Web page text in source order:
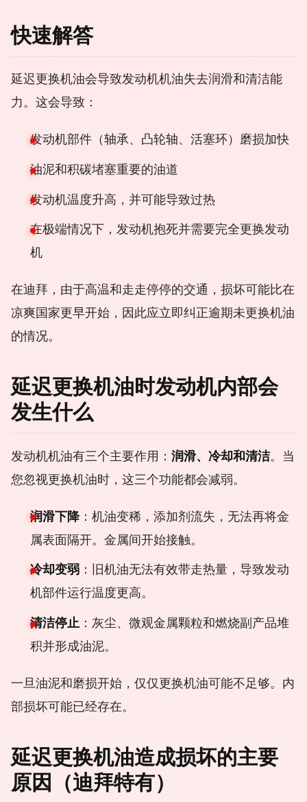
快速解答
延迟更换机油会导致发动机机油失去润滑和清洁能
力。这会导致：
发动机部件（轴承、凸轮轴、活塞环）磨损加快
油泥和积碳堵塞重要的油道
发动机温度升高，并可能导致过热
在极端情况下，发动机抱死并需要完全更换发动
机
在迪拜，由于高温和走走停停的交通，损坏可能比在
凉爽国家更早开始，因此应立即纠正逾期未更换机油
的情况。
延迟更换机油时发动机内部会
发生什么
发动机机油有三个主要作用： 润滑、冷却和清洁。当
您忽视更换机油时，这三个功能都会减弱。
润滑下降：机油变稀，添加剂流失，无法再将金
属表面隔开。金属间开始接触。
冷却变弱 ：旧机油无法有效带走热量，导致发动
机部件运行温度更高。
清洁停止 ：灰尘、微观金属颗粒和燃烧副产品堆
积并形成油泥。
一旦油泥和磨损开始，仅仅更换机油可能不足够。内
部损坏可能已经存在。
延迟更换机油造成损坏的主要
原因（迪拜特有）